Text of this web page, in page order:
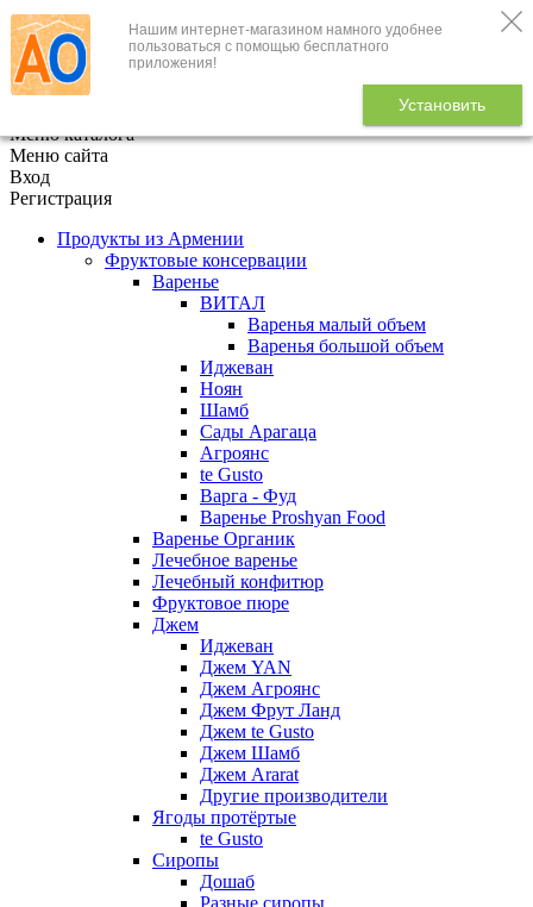
Нашим интернет-магазином намного удобнее
пользоваться с помощью бесплатного
приложения!
Установить
+7 (495) 646-888-1
В корзине
Меню каталога
Меню сайта
Вход
Регистрация
Продукты из Армении
Фруктовые консервации
Варенье
ВИТАЛ
Варенья малый объем
Варенья большой объем
Иджеван
Ноян
Шамб
Сады Арагаца
Агроянс
te Gusto
Варга - Фуд
Варенье Proshyan Food
Варенье Органик
Лечебное варенье
Лечебный конфитюр
Фруктовое пюре
Джем
Иджеван
Джем YAN
Джем Агроянс
Джем Фрут Ланд
Джем te Gusto
Джем Шамб
Джем Ararat
Другие производители
Ягоды протёртые
te Gusto
Сиропы
Дошаб
Разные сиропы